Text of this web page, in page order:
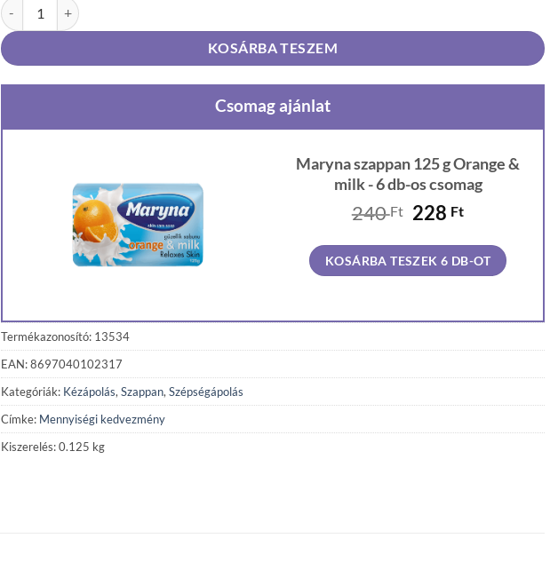
Maryna szappan 125 g Orange & milk mennyiség
KOSÁRBA TESZEM
Csomag ajánlat
Maryna szappan 125 g Orange &
milk - 6 db-os csomag
240Ft Original
was:
240 Ft.
228 FtCurrent
is:
228 Ft.
KOSÁRBA TESZEK 6 DB-OT
Termékazonosító: 13534
EAN: 8697040102317
Kategóriák: Kézápolás, Szappan, Szépségápolás
Címke: Mennyiségi kedvezmény
Kiszerelés: 0.125 kg